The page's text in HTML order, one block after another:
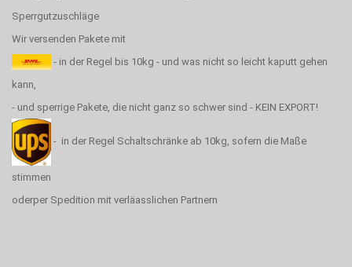
Sperrgutzuschläge
Wir versenden Pakete mit
- in der Regel bis 10kg - und was nicht so leicht kaputt gehen
kann,
- und sperrige Pakete, die nicht ganz so schwer sind - KEIN EXPORT!
- in der Regel Schaltschränke ab 10kg, sofern die Maße
stimmen
oderper Spedition mit verläasslichen Partnern